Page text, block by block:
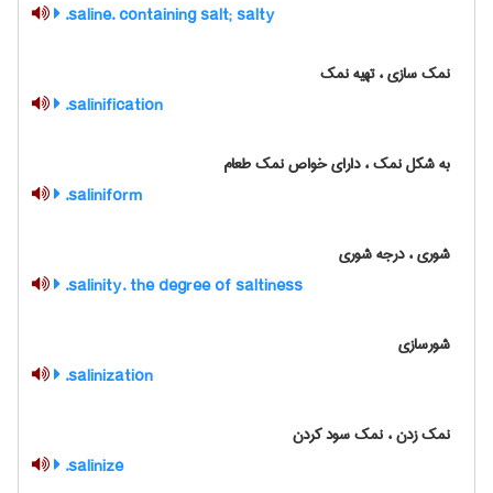
saline. containing salt; salty.
نمک سازی ، تهیه نمک
salinification.
به شکل نمک ، دارای خواص نمک طعام
saliniform.
شوری ، درجه شوری
salinity. the degree of saltiness.
شورسازی
salinization.
نمک زدن ، نمک سود کردن
salinize.